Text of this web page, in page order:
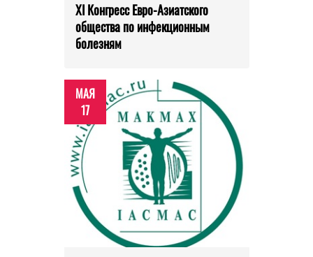
XI Конгресс Евро-Азиатского
общества по инфекционным
болезням
МАЯ
17